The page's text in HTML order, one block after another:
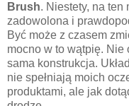
Brush. Niestety, na ten
zadowolona i
Być może z czasem
mocno w to wątpię. Nie
sama konstrukcja.
nie spełniają moich
produktami, ale jak